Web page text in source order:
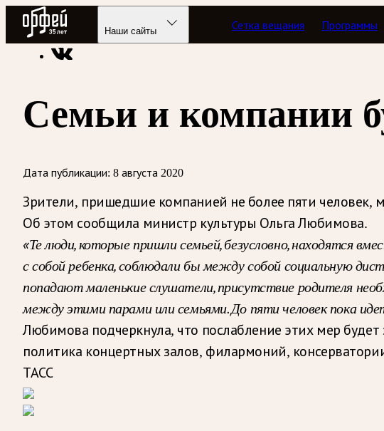
Радио Орфей
Наши сайты Сетка вещания Программы
Радио классической музыки «Орфей» Новости
Семьи и компании
Дата публикации: 8 августа 2020
Зрители, пришедшие компанией не более пяти человек,
Об этом сообщила министр культуры Ольга Любимова.
«Те люди, которые пришли семьей, безусловно, находятся
с собой ребенка, соблюдали бы между собой социальную
попадают маленькие слушатели, присутствие родителя
между этими парами или семьями. До пяти человек пока
Любимова подчеркнула, что послабление этих мер
политика концертных залов, филармоний,
ТАСС